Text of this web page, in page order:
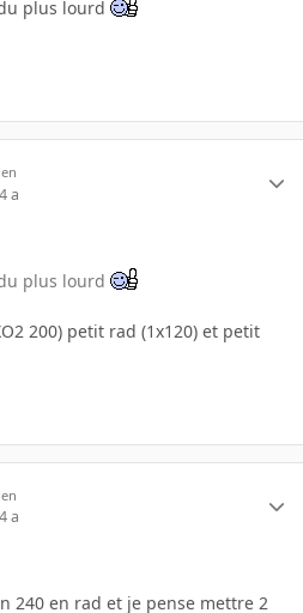
plus lourd
a
plus lourd
200) petit rad (1x120) et petit
a
240 en rad et je pense mettre 2